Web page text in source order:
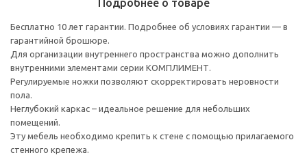
Подробнее о товаре
Бесплатно 10 лет гарантии. Подробнее об условиях гарантии — в
гарантийной брошюре.
Для организации внутреннего пространства можно дополнить
внутренними элементами серии КОМПЛИМЕНТ.
Регулируемые ножки позволяют скорректировать неровности
пола.
Неглубокий каркас – идеальное решение для небольших
помещений.
Эту мебель необходимо крепить к стене с помощью прилагаемого
стенного крепежа.